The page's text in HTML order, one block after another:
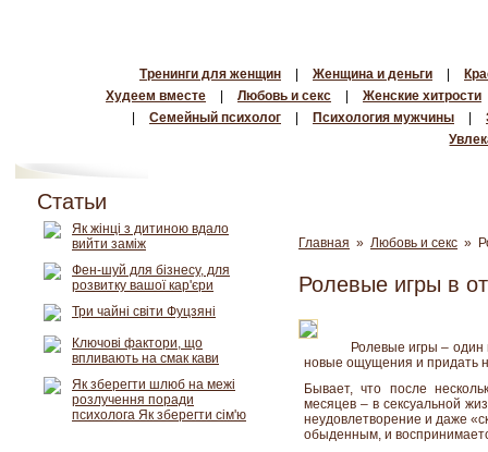
Тренинги для женщин Женщина и деньги
Худеем вместе
Любовь и секс
Женские хитрости
Семейный психолог Психология мужчины
Главная » Любовь и секс »
Ролевые игры в
Ролевые игры – один
новые ощущения и придать
Бывает, что после
месяцев – в сексуальной
неудовлетворение и даже
обыденным, и
Статьи
Як жінці з дитиною вдало
вийти заміж
Фен-шуй для бізнесу, для
розвитку вашої кар'єри
Три чайні світи Фуцзяні
Ключові фактори, що
впливають на смак кави
Як зберегти шлюб на межі
розлучення поради
психолога Як зберегти сім'ю